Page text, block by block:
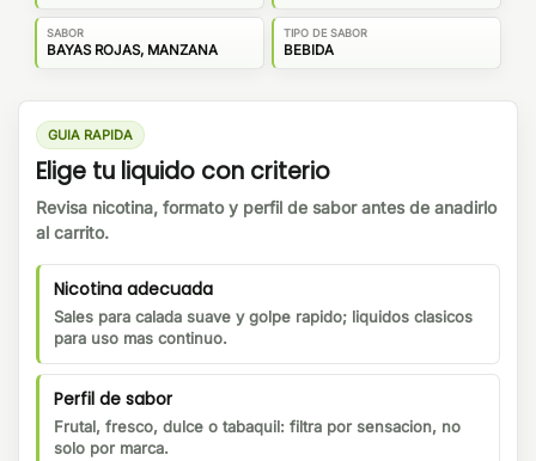
SABOR
BAYAS ROJAS, MANZANA
TIPO DE SABOR
BEBIDA
GUIA RAPIDA
Elige tu liquido con criterio
Revisa nicotina, formato y perfil de sabor antes de anadirlo
al carrito.
Nicotina adecuada
Sales para calada suave y golpe rapido; liquidos clasicos
para uso mas continuo.
Perfil de sabor
Frutal, fresco, dulce o tabaquil: filtra por sensacion, no
solo por marca.